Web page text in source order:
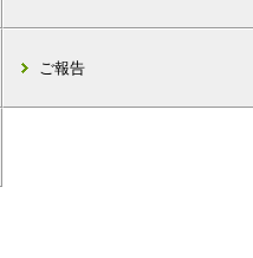
ご報告